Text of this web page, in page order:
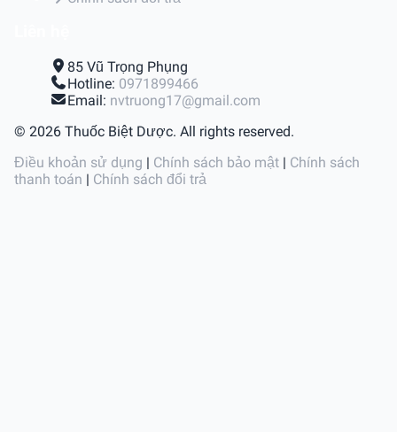
85 Vũ Trọng Phụng
Hotline: 0971899466
Email: nvtruong17@gmail.com
© 2026 Thuốc Biệt Dược. All rights reserved.
Điều khoản sử dụng | Chính sách bảo mật | Chính sách
thanh toán | Chính sách đổi trả